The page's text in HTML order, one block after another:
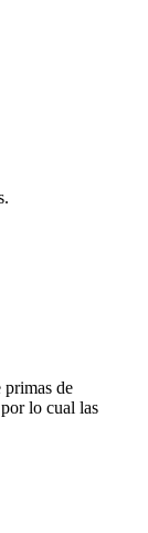
primas de
lo cual las